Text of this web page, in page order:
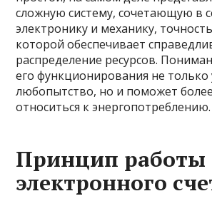
сложную систему, сочетающую в
электронику и механику,
которой обеспечивает
распределение ресурсов.
его функционирования не
любопытство, но и поможет
относиться к энергопотреблению.
Принцип работы
электронного